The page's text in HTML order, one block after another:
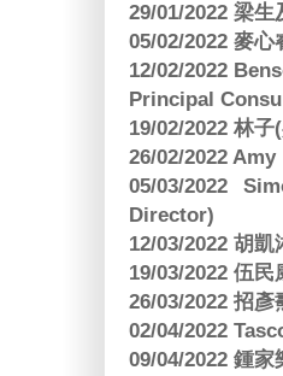
29/01/2022 梁
05/02/2022 麥
12/02/2022
Principal
19/02/2022 林
26/02/2022
05/03/2022
Director)
12/03/2022 胡
19/03/2022 伍
26/03/2022 招
02/04/2022
09/04/2022 鍾